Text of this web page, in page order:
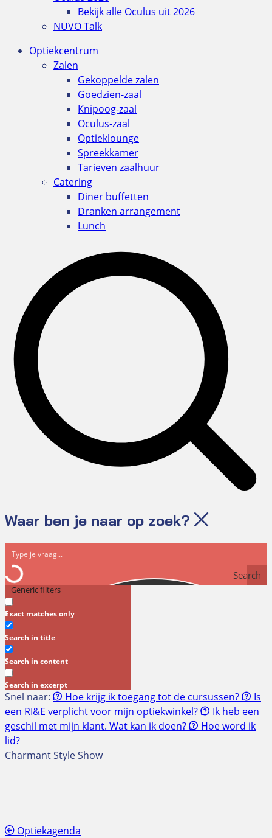
Bekijk alle Oculus uit 2026
NUVO Talk
Optiekcentrum
Zalen
Gekoppelde zalen
Goedzien-zaal
Knipoog-zaal
Oculus-zaal
Optieklounge
Spreekkamer
Tarieven zaalhuur
Catering
Diner buffetten
Dranken arrangement
Lunch
Waar ben je naar op zoek?
Search
Generic filters
Exact matches only
Search in title
Search in content
Search in excerpt
Snel naar: Hoe krijg ik toegang tot de cursussen?
Is
een RI&E verplicht voor mijn optiekwinkel?
Ik heb een
geschil met mijn klant. Wat kan ik doen?
Hoe word ik
lid?
Charmant Style Show
Optiekagenda